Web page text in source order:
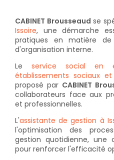
CABINET Brousseaud se
Issoire, une démarche
pratiques en matière de
d'organisation interne.
Le service social en
établissements sociaux
proposé par CABINET
collaborateurs face aux
et professionnelles.
L'assistante de gestion à
l'optimisation des
gestion quotidienne, une
pour renforcer l'efficacité